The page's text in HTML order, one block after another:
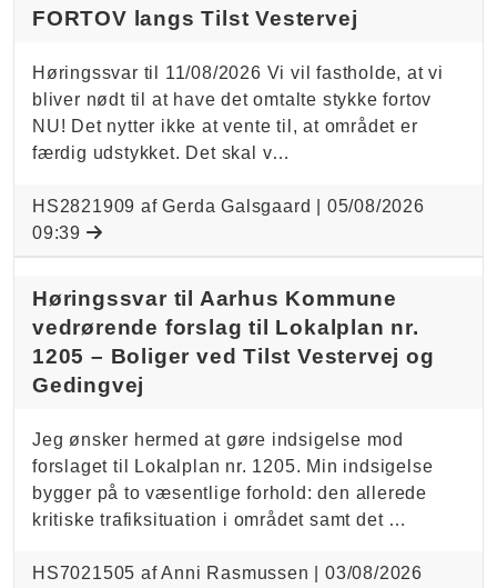
FORTOV langs Tilst Vestervej
Høringssvar til 11/08/2026 Vi vil fastholde, at vi
bliver nødt til at have det omtalte stykke fortov
NU! Det nytter ikke at vente til, at området er
færdig udstykket. Det skal v…
HS2821909 af Gerda Galsgaard | 05/08/2026
09:39
Høringssvar til Aarhus Kommune
vedrørende forslag til Lokalplan nr.
1205 – Boliger ved Tilst Vestervej og
Gedingvej
Jeg ønsker hermed at gøre indsigelse mod
forslaget til Lokalplan nr. 1205. Min indsigelse
bygger på to væsentlige forhold: den allerede
kritiske trafiksituation i området samt det …
HS7021505 af Anni Rasmussen |03/08/2026